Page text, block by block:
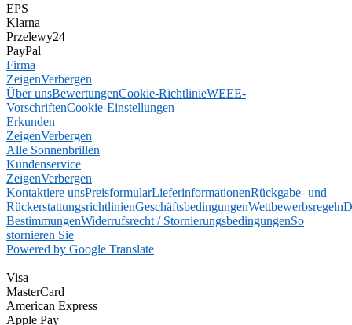
EPS
Klarna
Przelewy24
PayPal
Firma
ZeigenVerbergen
Über unsBewertungenCookie-RichtlinieWEEE-
VorschriftenCookie-Einstellungen
Erkunden
ZeigenVerbergen
Alle Sonnenbrillen
Kundenservice
ZeigenVerbergen
Kontaktiere unsPreisformularLieferinformationenRückgabe- und
RückerstattungsrichtlinienGeschäftsbedingungenWettbewerbsregeln
BestimmungenWiderrufsrecht / StornierungsbedingungenSo
stornieren Sie
Powered by Google Translate
Visa
MasterCard
American Express
Apple Pay